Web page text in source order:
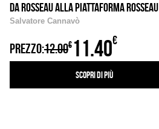
DA ROSSEAU ALLA PIATTAFORMA ROSSEAU
Salvatore Cannavò
PREZZO:12.00€11.40€
Scopri di più